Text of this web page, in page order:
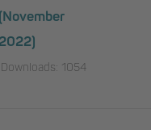
(November
2022)
1054